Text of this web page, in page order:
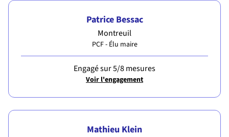
Patrice Bessac
Montreuil
PCF - Élu maire
Engagé sur 5/8 mesures
Voir l'engagement
Mathieu Klein